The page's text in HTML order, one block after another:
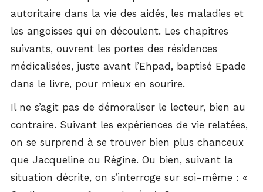
autoritaire dans la vie des aidés, les maladies et
les angoisses qui en découlent. Les chapitres
suivants, ouvrent les portes des résidences
médicalisées, juste avant l’Ehpad, baptisé Epade
dans le livre, pour mieux en sourire.
Il ne s’agit pas de démoraliser le lecteur, bien au
contraire. Suivant les expériences de vie relatées,
on se surprend à se trouver bien plus chanceux
que Jacqueline ou Régine. Ou bien, suivant la
situation décrite, on s’interroge sur soi-même : «